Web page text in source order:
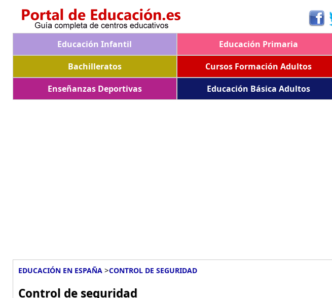
Educación Infantil Educación Primaria
Bachilleratos
Cursos Formación Adultos
Enseñanzas Deportivas
Educación Básica Adultos
EDUCACIÓN EN ESPAÑA >CONTROL DE SEGURIDAD
Control de seguridad